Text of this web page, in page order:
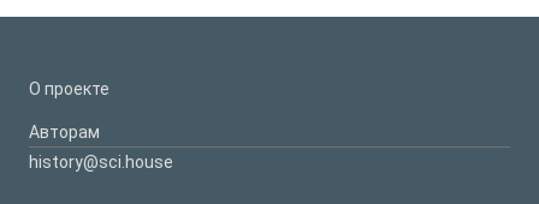
О проекте
Авторам
history@sci.house